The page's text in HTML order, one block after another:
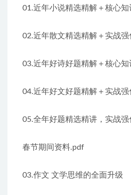
01.近年小说精选精解＋核心
02.近年散文精选精解＋实战
03.近年好诗好题精解＋核心
04.近年好文好题精解＋实战
05.全年好题精选精讲，实战
春节期间资料.pdf
03.作文 文学思维的全面升级